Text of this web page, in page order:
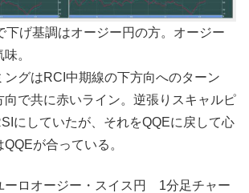
下げ基調はオージー円の方。オージー
。
ングはRCI中期線の下方向へのターン
向で共に赤いライン。逆張りスキャルピ
にしていたが、それをQQEに戻して心
が合っている。
ーロオージー・スイス円 1分足チャー